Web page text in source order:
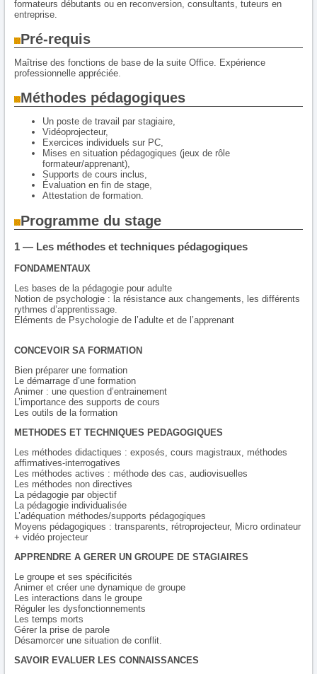
formateurs débutants ou en reconversion, consultants, tuteurs en
entreprise.
Pré-requis
Maîtrise des fonctions de base de la suite Office. Expérience
professionnelle appréciée.
Méthodes pédagogiques
Un poste de travail par stagiaire,
Vidéoprojecteur,
Exercices individuels sur PC,
Mises en situation pédagogiques (jeux de rôle
formateur/apprenant),
Supports de cours inclus,
Évaluation en fin de stage,
Attestation de formation.
Programme du stage
1 — Les méthodes et techniques pédagogiques
FONDAMENTAUX
Les bases de la pédagogie pour adulte
Notion de psychologie : la résistance aux changements, les différents
rythmes d’apprentissage.
Eléments de Psychologie de l’adulte et de l’apprenant
CONCEVOIR SA FORMATION
Bien préparer une formation
Le démarrage d’une formation
Animer : une question d’entrainement
L’importance des supports de cours
Les outils de la formation
METHODES ET TECHNIQUES PEDAGOGIQUES
Les méthodes didactiques : exposés, cours magistraux, méthodes
affirmatives-interrogatives
Les méthodes actives : méthode des cas, audiovisuelles
Les méthodes non directives
La pédagogie par objectif
La pédagogie individualisée
L’adéquation méthodes/supports pédagogiques
Moyens pédagogiques : transparents, rétroprojecteur, Micro ordinateur
+ vidéo projecteur
APPRENDRE A GERER UN GROUPE DE STAGIAIRES
Le groupe et ses spécificités
Animer et créer une dynamique de groupe
Les interactions dans le groupe
Réguler les dysfonctionnements
Les temps morts
Gérer la prise de parole
Désamorcer une situation de conflit.
SAVOIR EVALUER LES CONNAISSANCES